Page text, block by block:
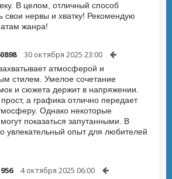
В целом, отличный способ
свои нервы и хватку! Рекомендую
жанра!
30 октября 2025 23:00
атмосферой и
стилем. Умелое сочетание
и сюжета держит в напряжении.
а графика отлично передает
Однако некоторые
показаться запутанными. В
увлекательный опыт для любителей
4 октября 2025 06:00